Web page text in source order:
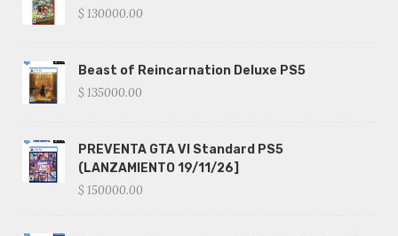
$ 130000.00
Beast of Reincarnation Deluxe PS5
$ 135000.00
PREVENTA GTA VI Standard PS5
(LANZAMIENTO 19/11/26]
$ 150000.00